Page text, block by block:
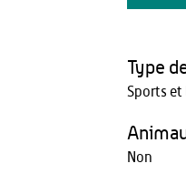
Type
Sports
Non